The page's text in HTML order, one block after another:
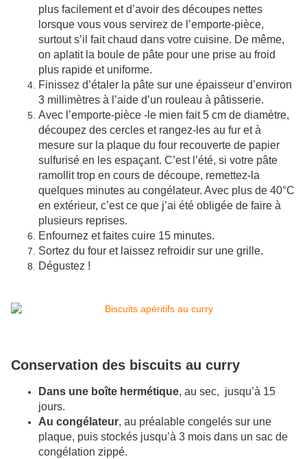
plus facilement et d’avoir des découpes nettes
lorsque vous vous servirez de l’emporte-pièce,
surtout s’il fait chaud dans votre cuisine. De même,
on aplatit la boule de pâte pour une prise au froid
plus rapide et uniforme.
Finissez d’étaler la pâte sur une épaisseur d’environ
3 millimètres à l’aide d’un rouleau à pâtisserie.
Avec l’emporte-pièce -le mien fait 5 cm de diamètre,
découpez des cercles et rangez-les au fur et à
mesure sur la plaque du four recouverte de papier
sulfurisé en les espaçant. C’est l’été, si votre pâte
ramollit trop en cours de découpe, remettez-la
quelques minutes au congélateur. Avec plus de 40°C
en extérieur, c’est ce que j’ai été obligée de faire à
plusieurs reprises.
Enfournez et faites cuire 15 minutes.
Sortez du four et laissez refroidir sur une grille.
Dégustez !
Conservation des biscuits au curry
Dans une boîte hermétique, au sec, jusqu’à 15
jours.
Au congélateur, au préalable congelés sur une
plaque, puis stockés jusqu’à 3 mois dans un sac de
congélation zippé.